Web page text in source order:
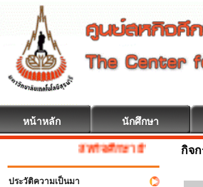
หน้าหลัก นักศึกษา
สหกิจศึกษา ยินดีต้อนรับ
ประวัติความเป็นมา
กิจ